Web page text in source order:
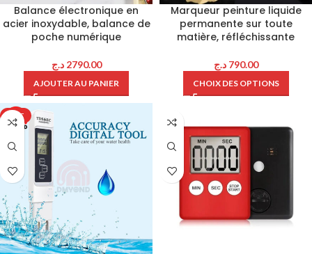
Balance électronique en
acier inoxydable, balance de
poche numérique
2790.00 د.ج
AJOUTER AU PANIER
Marqueur peinture liquide
permanente sur toute
matière, réfléchissante
790.00 د.ج
CHOIX DES OPTIONS
HOT